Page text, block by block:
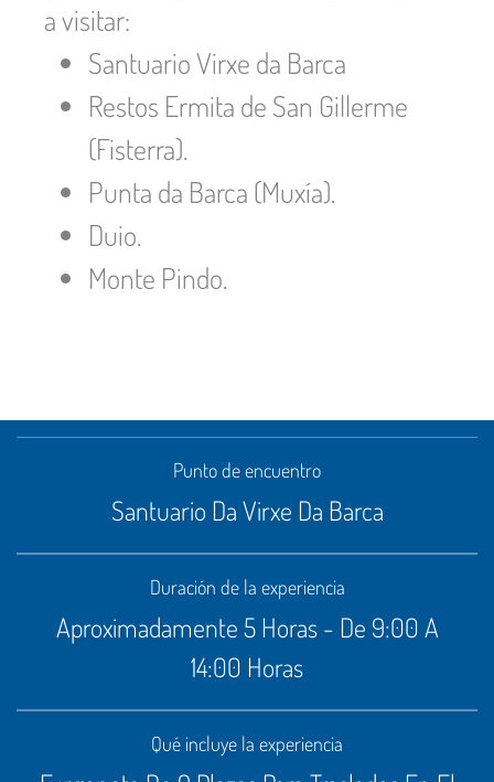
a visitar:
Santuario Virxe da Barca
Restos Ermita de San Gillerme
(Fisterra).
Punta da Barca (Muxía).
Duio.
Monte Pindo.
Punto de encuentro
Santuario Da Virxe Da Barca
Duración de la experiencia
Aproximadamente 5 Horas - De 9:00 A
14:00 Horas
Qué incluye la experiencia